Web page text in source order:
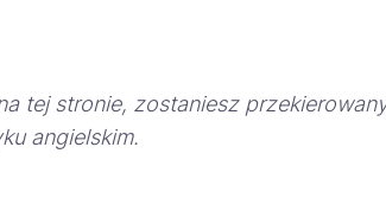
tej stronie, zostaniesz
angielskim.